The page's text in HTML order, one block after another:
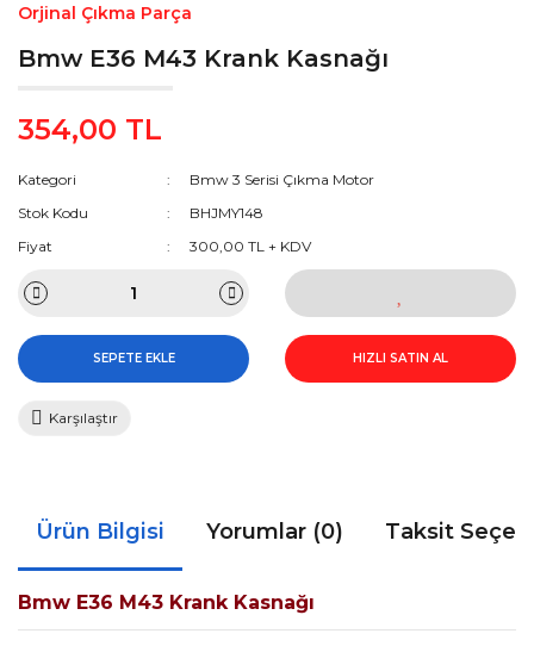
Orjinal Çıkma Parça
Bmw E36 M43 Krank Kasnağı
354,00 TL
Kategori
Bmw 3 Serisi Çıkma Motor
Stok Kodu
BHJMY148
Fiyat
300,00 TL + KDV
SEPETE EKLE HIZLI SATIN AL
Karşılaştır
Ürün Bilgisi Yorumlar (0) Taksit
Bmw E36 M43 Krank Kasnağı